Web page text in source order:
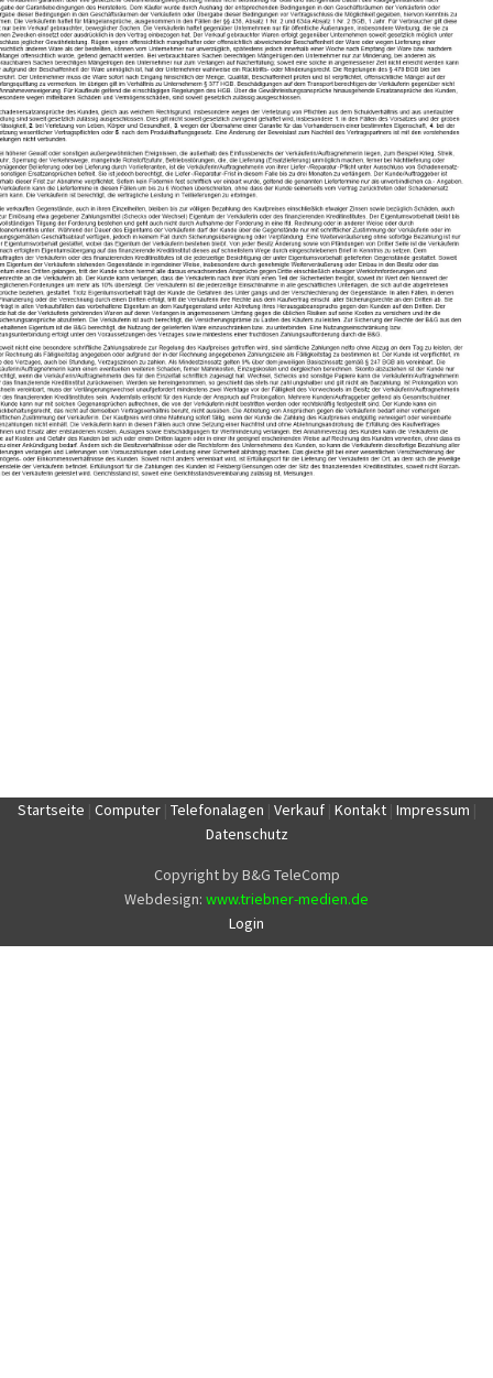
Startseite Computer| Telefonalagen Verkauf| Kontakt| Impressum
Datenschutz
Copyright by B&G TeleComp
Webdesign: www.triebner-medien.de
Login